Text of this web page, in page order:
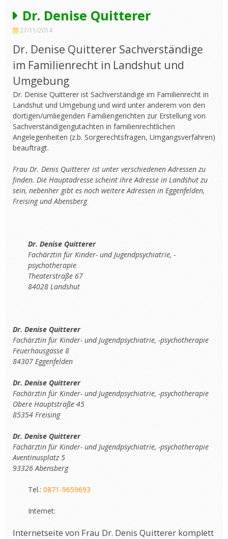
Dr. Denise Quitterer
27/11/2014
Dr. Denise Quitterer Sachverständige
im Familienrecht in Landshut und
Umgebung
Dr. Denise Quitterer ist Sachverständige im Familienrecht in
Landshut und Umgebung und wird unter anderem von den
dortigen/umliegenden Familiengerichten zur Erstellung von
Sachverständigengutachten in familienrechtlichen
Angelegenheiten (z.b. Sorgerechtsfragen, Umgangsverfahren)
beauftragt.
Frau Dr. Denis Quitterer ist unter verschiedenen Adressen zu
finden. Die Hauptadresse scheint ihre Adresse in Landshut zu
sein, nebenher gibt es noch weitere Adressen in Eggenfelden,
Freising und Abensberg
Dr. Denise Quitterer
Fachärztin für Kinder- und Jugendpsychiatrie, -
psychotherapie
Theaterstraße 67
84028 Landshut
Dr. Denise Quitterer
Fachärztin für Kinder- und Jugendpsychiatrie, -psychotherapie
Feuerhausgasse 8
84307 Eggenfelden
Dr. Denise Quitterer
Fachärztin für Kinder- und Jugendpsychiatrie, -psychotherapie
Obere Hauptstraße 45
85354 Freising
Dr. Denise Quitterer
Fachärztin für Kinder- und Jugendpsychiatrie, -psychotherapie
Aventinusplatz 5
93326 Abensberg
Tel.: 0871-9659693
Internet:
Internetseite von Frau Dr. Denis Quitterer komplett